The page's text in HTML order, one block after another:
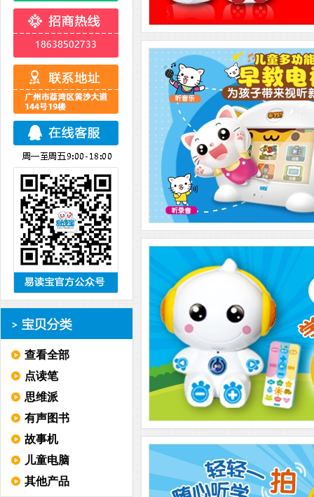
查看全部
点读笔
思维派
有声图书
故事机
儿童电脑
其他产品